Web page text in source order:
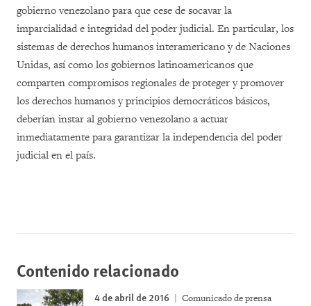
gobierno venezolano para que cese de socavar la
imparcialidad e integridad del poder judicial. En particular, los
sistemas de derechos humanos interamericano y de Naciones
Unidas, así como los gobiernos latinoamericanos que
comparten compromisos regionales de proteger y promover
los derechos humanos y principios democráticos básicos,
deberían instar al gobierno venezolano a actuar
inmediatamente para garantizar la independencia del poder
judicial en el país.
Contenido relacionado
4 de abril de 2016 Comunicado de prensa